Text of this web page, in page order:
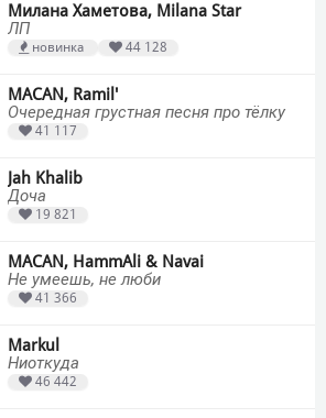
Милана Хаметова, Milana Star
ЛП
новинка 44 128
MACAN, Ramil'
Очередная грустная песня про тёлку
41 117
Jah Khalib
Доча
19 821
MACAN, HammAli & Navai
Не умеешь, не люби
41 366
Markul
Ниоткуда
46 442